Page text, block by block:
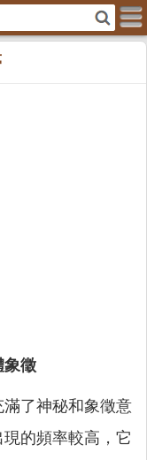
象徵
了神秘和象徵意
的頻率較高，它